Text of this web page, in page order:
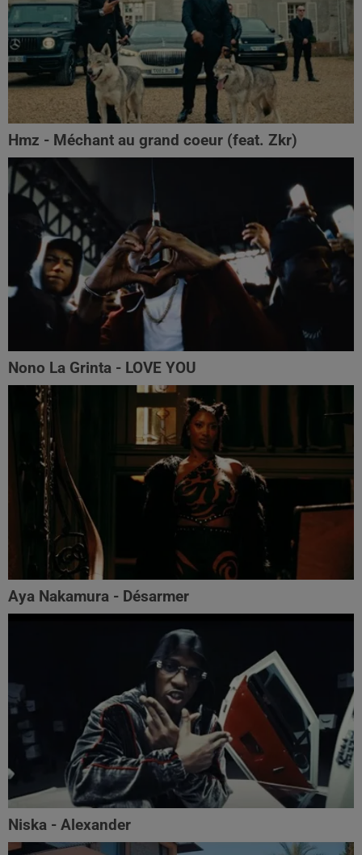
Hmz - Méchant au grand coeur (feat. Zkr)
Nono La Grinta - LOVE YOU
Aya Nakamura - Désarmer
Niska - Alexander